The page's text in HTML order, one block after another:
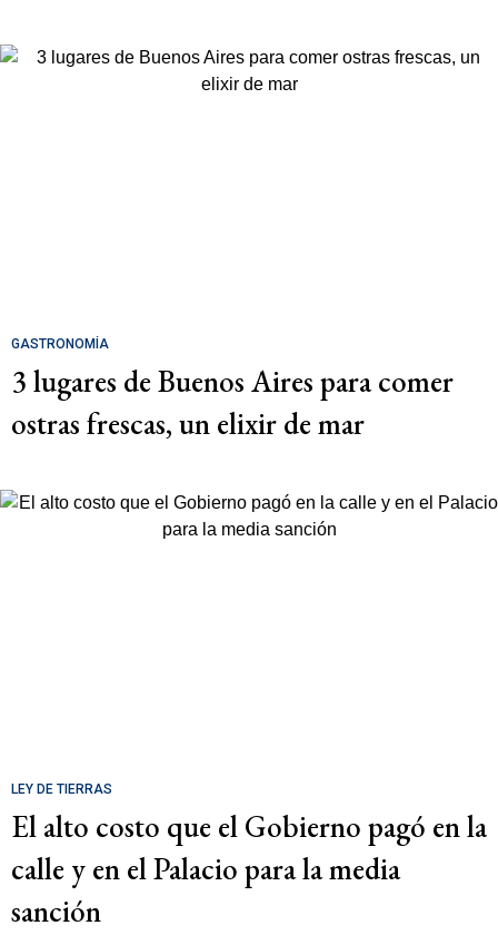
GASTRONOMÍA
3 lugares de Buenos Aires para comer
ostras frescas, un elixir de mar
LEY DE TIERRAS
El alto costo que el Gobierno pagó en la
calle y en el Palacio para la media
sanción